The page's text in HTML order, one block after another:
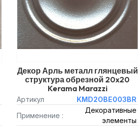
Декор Арль металл глянцевый
структура обрезной 20x20
Kerama Marazzi
Артикул
KMD2OBE003BR
Применение :
Декоративные
элементы